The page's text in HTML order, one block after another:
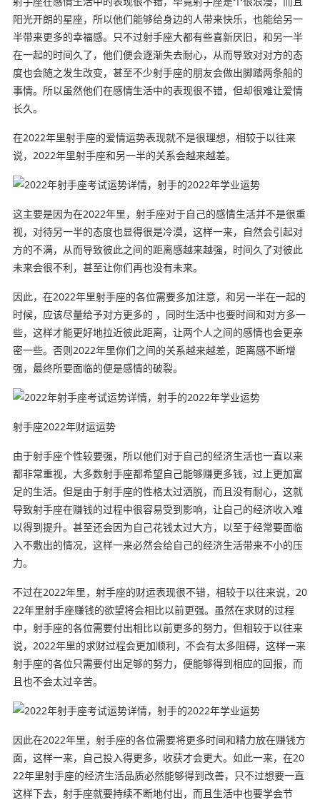
阳光开朗的星座，所以他们能够给身边的人带来快乐，也能给另一
半带来更多的幸福感。只不过射手座大都有些喜新厌旧，和另一半
在一起的时间久了，他们便会逐渐失去耐心，从而导致对对方的态
度也会随之发生改变，甚至不少射手座的朋友会做出脚踏两条船的
事情。所以虽然他们在感情生活中的表现很不错，但却很难让爱情
长久。
在2022年里射手座的爱情运势表现就不是很理想，相较于以往来
说，2022年里射手座和另一半的关系会越来越差。
这主要是因为在2022年里，射手座对于自己的感情生活并不是很重
视，对待另一半的态度也显得很是冷漠，这样一来，自然会引起对
方的不满，从而导致彼此之间的距离感越来越强，时间久了对彼此
未来会很不利，甚至让你们再也没有未来。
因此，在2022年里射手座的各位需要多加注意，和另一半在一起的
时候，应该尽量给予对方更多的 ，同时生活中也要时间和对方多一
些，这样才能更好地拉近彼此距离，让两个人之间的感情也会更亲
密一些。否则2022年里你们之间的关系越来越差，距离感不断增
强，最终所要面临的便是感情的破裂。
射手座2022年财运运势
由于射手座个性较要强，所以他们对于自己的经济生活也一直以来
都非常重视，大多数射手座都希望自己能够赚更多钱，过上更加富
足的生活。但是由于射手座的性格太过洒脱，而且没有耐心，这就
导致射手座在赚钱的过程中很容易受到影响，让自己的经济收入难
以得到提升。甚至还会因为自己花钱太过大方，以至于经常要面临
入不敷出的情况，这样一来必然会给自己的经济生活带来不小的压
力。
不过在2022年里，射手座的财运表现很不错，相较于以往来说，20
22年里射手座赚钱的欲望将会相比以前更强。虽然在求财的过程
中，射手座的各位需要付出相比以前更多的努力，但相较于以往来
说，2022年里的求财过程会更加顺利，不会有太多阻碍，这样一来
射手座的各位只需要付出足够的努力，便能够得到相应的回报，而
且也不会太过辛苦。
因此在2022年里，射手座的各位需要将更多时间和精力放在赚钱方
面，这样一来，自己投入得更多，收获才会更大。如此一来，在20
22年里射手座的经济生活品质必然能够得到改善，只不过想要一直
这样下去，射手座就要持续不断地付出，而且生活中也要学会节